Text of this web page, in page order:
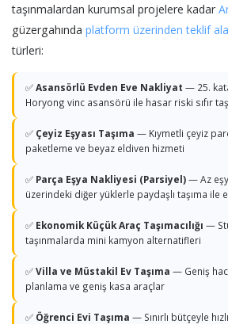
taşınmalardan kurumsal projelere kadar
güzergahında platform üzerinden teklif
türleri:
✅Asansörlü Evden Eve Nakliyat — 25.
Horyong vinc asansörü ile hasar riski sıfır
✅ Çeyiz Eşyası Taşıma — Kıymetli çeyiz
paketleme ve beyaz eldiven hizmeti
✅ Parça Eşya Nakliyesi (Parsiyel)— Az
üzerindeki diğer yüklerle paydaşlı taşıma ile
✅ Ekonomik Küçük Araç Taşımacılığı —
taşınmalarda mini kamyon alternatifleri
✅Villa ve Müstakil Ev Taşıma — Geniş
planlama ve geniş kasa araçlar
✅ Öğrenci Evi Taşıma — Sınırlı bütçeyle